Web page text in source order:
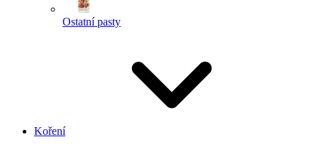
Ostatní pasty
Koření